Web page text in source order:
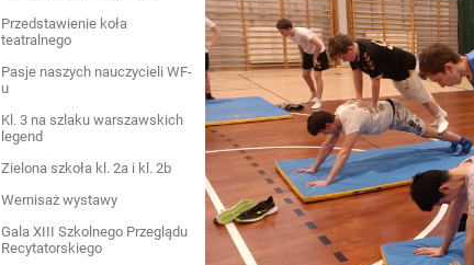
Przedstawienie koła
teatralnego
Pasje naszych nauczycieli WF-
u
Kl. 3 na szlaku warszawskich
legend
Zielona szkoła kl. 2a i kl. 2b
Wernisaż wystawy
Gala XIII Szkolnego Przeglądu
Recytatorskiego